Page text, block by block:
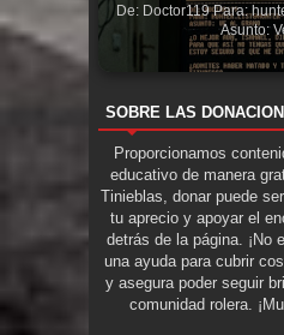
De: Doctor119 Para:
Asunto:
SOBRE LAS
Proporcionamos
educativo de manera
Tinieblas, donar puede
tu aprecio y apoyar el
detrás de la página. ¡No
una ayuda para cubrir
y asegura poder seguir
comunidad rolera.